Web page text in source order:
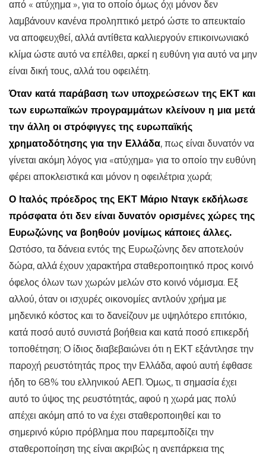
από « ατύχημα », για το οποίο όμως όχι μόνον δεν
λαμβάνουν κανένα προληπτικό μετρό ώστε το απευκταίο
να αποφευχθεί, αλλά αντίθετα καλλιεργούν επικοινωνιακό
κλίμα ώστε αυτό να επέλθει, αρκεί η ευθύνη για αυτό να μην
είναι δική τους, αλλά του οφειλέτη.
Όταν κατά παράβαση των υποχρεώσεων της ΕΚΤ και
των ευρωπαϊκών προγραμμάτων κλείνουν η μια μετά
την άλλη οι στρόφιγγες της ευρωπαϊκής
χρηματοδότησης για την Ελλάδα, πως είναι δυνατόν να
γίνεται ακόμη λόγος για «ατύχημα» για το οποίο την ευθύνη
φέρει αποκλειστικά και μόνον η οφειλέτρια χωρά;
Ο Ιταλός πρόεδρος της ΕΚΤ Μάριο Νταγκ εκδήλωσε
πρόσφατα ότι δεν είναι δυνατόν ορισμένες χώρες της
Ευρωζώνης να βοηθούν μονίμως κάποιες άλλες.
Ωστόσο, τα δάνεια εντός της Ευρωζώνης δεν αποτελούν
δώρα, αλλά έχουν χαρακτήρα σταθεροποιητικό προς κοινό
όφελος όλων των χωρών μελών στο κοινό νόμισμα. Εξ
αλλού, όταν οι ισχυρές οικονομίες αντλούν χρήμα με
μηδενικό κόστος και το δανείζουν με υψηλότερο επιτόκιο,
κατά ποσό αυτό συνιστά βοήθεια και κατά ποσό επικερδή
τοποθέτηση; Ο ίδιος διαβεβαιώνει ότι η ΕΚΤ εξάντλησε την
παροχή ρευστότητάς προς την Ελλάδα, αφού αυτή έφθασε
ήδη το 68% του ελληνικού ΑΕΠ. Όμως, τι σημασία έχει
αυτό το ύψος της ρευστότητάς, αφού η χωρά μας πολύ
απέχει ακόμη από το να έχει σταθεροποιηθεί και το
σημερινό κύριο πρόβλημα που παρεμποδίζει την
σταθεροποίηση της είναι ακριβώς η ανεπάρκεια της